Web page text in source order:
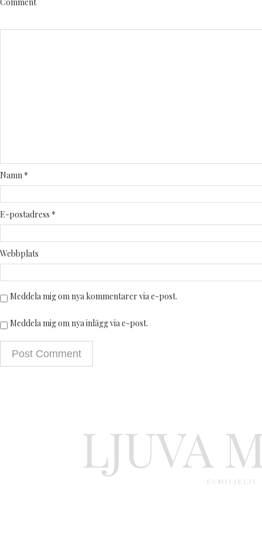
Namn *
E-postadress *
Webbplats
Meddela mig om nya kommentarer via e-post.
Meddela mig om nya inlägg via e-post.
LJUVA
FAMILJELIV